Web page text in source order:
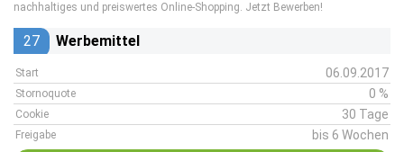
nachhaltiges und preiswertes Online-Shopping. Jetzt Bewerben!
27 Werbemittel
Start 06.09.2017
Stornoquote 0 %
Cookie 30 Tage
Freigabe bis 6 Wochen